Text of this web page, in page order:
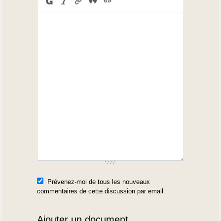
territoire authentique les
> départements des Landes, du Gers et des
Prévenez-moi de tous les nouveaux
commentaires de cette discussion par email